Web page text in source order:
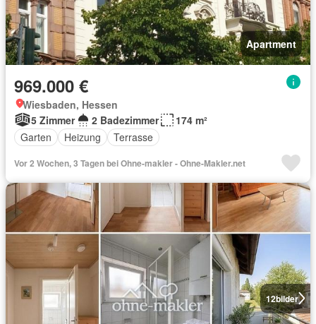
Apartment
969.000 €
Wiesbaden, Hessen
5 Zimmer
2 Badezimmer
174 m²
Garten
Heizung Terrasse
Vor 2 Wochen, 3 Tagen bei Ohne-makler - Ohne-Makler.net
12bilder